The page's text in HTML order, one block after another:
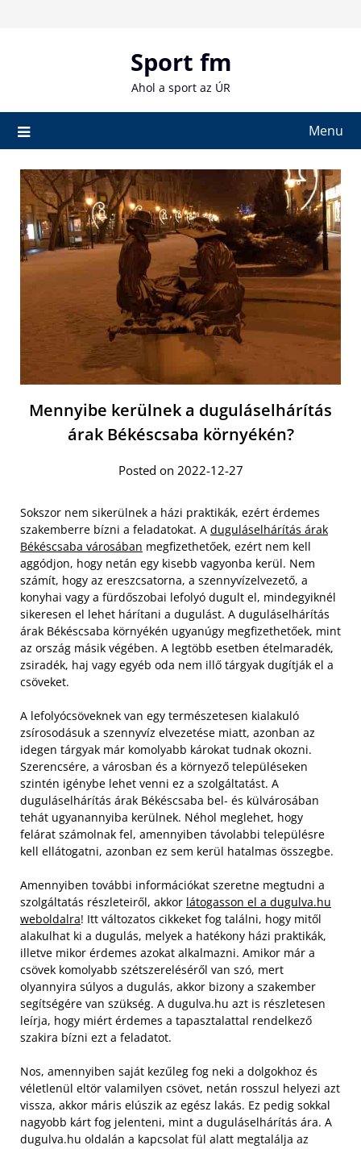
Sport fm
Ahol a sport az ÚR
Menu
Mennyibe kerülnek a duguláselhárítás
árak Békéscsaba környékén?
Posted on 2022-12-27
Sokszor nem sikerülnek a házi praktikák, ezért érdemes
szakemberre bízni a feladatokat. A duguláselhárítás árak
Békéscsaba városában megfizethetőek, ezért nem kell
aggódjon, hogy netán egy kisebb vagyonba kerül. Nem
számít, hogy az ereszcsatorna, a szennyvízelvezető, a
konyhai vagy a fürdőszobai lefolyó dugult el, mindegyiknél
sikeresen el lehet hárítani a dugulást. A duguláselhárítás
árak Békéscsaba környékén ugyanúgy megfizethetőek, mint
az ország másik végében. A legtöbb esetben ételmaradék,
zsiradék, haj vagy egyéb oda nem illő tárgyak dugítják el a
csöveket.
A lefolyócsöveknek van egy természetesen kialakuló
zsírosodásuk a szennyvíz elvezetése miatt, azonban az
idegen tárgyak már komolyabb károkat tudnak okozni.
Szerencsére, a városban és a környező településeken
szintén igénybe lehet venni ez a szolgáltatást. A
duguláselhárítás árak Békéscsaba bel- és külvárosában
tehát ugyanannyiba kerülnek. Néhol meglehet, hogy
felárat számolnak fel, amennyiben távolabbi településre
kell ellátogatni, azonban ez sem kerül hatalmas összegbe.
Amennyiben további információkat szeretne megtudni a
szolgáltatás részleteiről, akkor látogasson el a dugulva.hu
weboldalra! Itt változatos cikkeket fog találni, hogy mitől
alakulhat ki a dugulás, melyek a hatékony házi praktikák,
illetve mikor érdemes azokat alkalmazni. Amikor már a
csövek komolyabb szétszereléséről van szó, mert
olyannyira súlyos a dugulás, akkor bizony a szakember
segítségére van szükség. A dugulva.hu azt is részletesen
leírja, hogy miért érdemes a tapasztalattal rendelkező
szakira bízni ezt a feladatot.
Nos, amennyiben saját kezűleg fog neki a dolgokhoz és
véletlenül eltör valamilyen csövet, netán rosszul helyezi azt
vissza, akkor máris elúszik az egész lakás. Ez pedig sokkal
nagyobb kárt fog jelenteni, mint a duguláselhárítás ára. A
dugulva.hu oldalán a kapcsolat fül alatt megtalálja az